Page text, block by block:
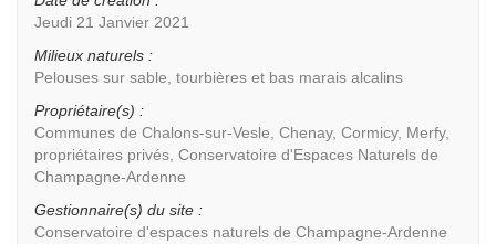
Jeudi 21 Janvier 2021
Milieux naturels :
Pelouses sur sable, tourbières et bas marais alcalins
Propriétaire(s) :
Communes de Chalons-sur-Vesle, Chenay, Cormicy, Merfy,
propriétaires privés, Conservatoire d'Espaces Naturels de
Champagne-Ardenne
Gestionnaire(s) du site :
Conservatoire d'espaces naturels de Champagne-Ardenne